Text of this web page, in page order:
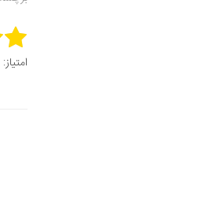
امتیاز: